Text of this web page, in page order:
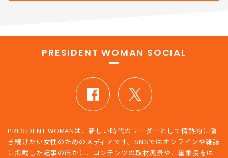
PRESIDENT WOMAN SOCIAL
PRESIDENT WOMANは、新しい時代のリーダーとして情熱的に働
き続けたい女性のためのメディアです。SNSではオンラインや雑誌
に掲載した記事のほかに、コンテンツの取材風景や、編集長をは